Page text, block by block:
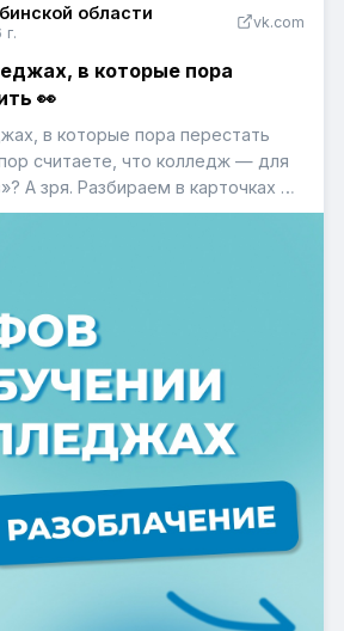
области vk.com
в которые пора
👀
в которые пора перестать
в карточках 5
стереотипов об обучении